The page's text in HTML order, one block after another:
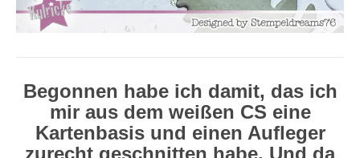
Begonnen habe ich damit, das ich
mir aus dem weißen CS eine
Kartenbasis und einen Aufleger
zurecht geschnitten habe. Und da